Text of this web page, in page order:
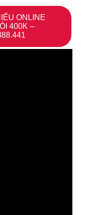
ONLINE
400K –